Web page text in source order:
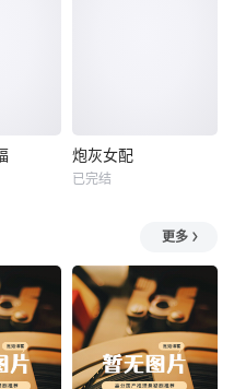
福 炮灰女配
炮灰女配
已完结
更多